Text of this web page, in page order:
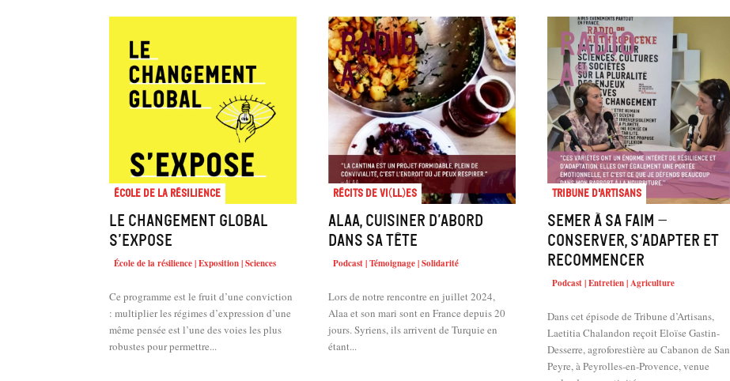
École de la résilience
Le changement global
s’expose
École de la résilience | Exposition | Sciences
Ce programme est le fruit d’une conviction
: multiplier les régimes d’expression d’une
même pensée est l’une des voies les plus
robustes pour permettre...
Récits de Vi(ll)es
Alaa, cuisiner d’abord
dans sa tête
Podcast | Témoignage | Solidarité
Lors de notre rencontre en juillet 2024,
Alaa et son mari sont en France depuis 20
jours. Syriens, ils arrivent de Turquie en
étant...
Tribune d'artisans
Semer à sa faim –
conserver, s’adapter et
recommencer
Podcast | Entretien | Agriculture
Dans cet épisode de Tribune d’Artisans,
Laetitia Chalandon reçoit Eloïse Gastin-
Desserre, agroforestière au Cabanon de San
Peyre, à Peyrolles-en-Provence, venue